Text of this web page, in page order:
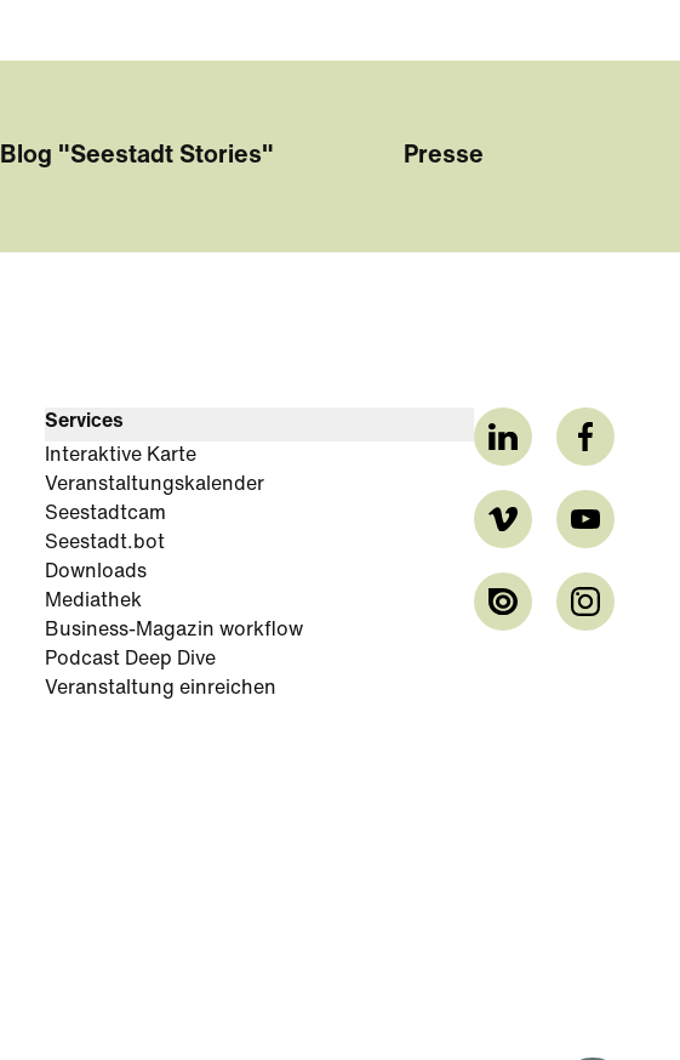
Blog "Seestadt Stories" Presse
Services
Interaktive Karte
Veranstaltungskalender
Seestadtcam
Seestadt.bot
Downloads
Mediathek
Business-Magazin workflow
Podcast Deep Dive
Veranstaltung einreichen